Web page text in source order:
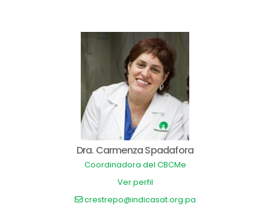
Dra. Carmenza Spadafora
Coordinadora del CBCMe
Ver perfil
crestrepo@indicasat.org.pa